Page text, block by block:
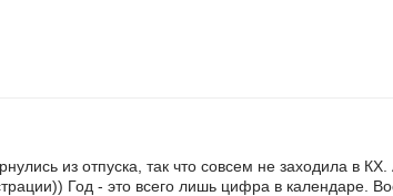
из отпуска, так что совсем не заходила в
Год - это всего лишь цифра в календаре.